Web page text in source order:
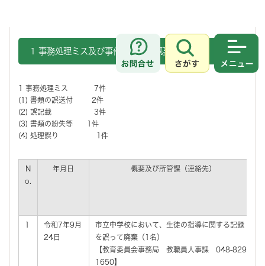
お問合せ
さがす
1 事務処理ミス及び事件・事故の概要
1 事務処理ミス 7件
(1) 書類の誤送付 2件
(2) 誤記載 3件
(3) 書類の紛失等 1件
(4) 処理誤り 1件
N
o.
年月日 概要及び所管課（連絡先）
1
令和7年9月
24日
市立中学校において、生徒の指導に関する記録
を誤って廃棄（1名）
【教育委員会事務局 教職員人事課 048-829-
1650】